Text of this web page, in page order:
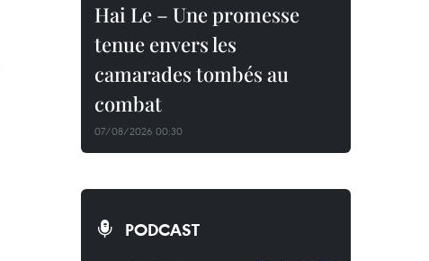
Hai Le – Une promesse
tenue envers les
camarades tombés au
combat
07/08/2026 00:30
PODCAST